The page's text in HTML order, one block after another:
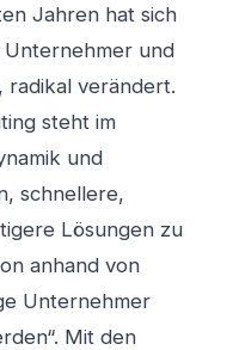
Jahren hat sich
und
radikal verändert.
steht im
und
schnellere,
Lösungen zu
anhand von
Unternehmer
Mit den